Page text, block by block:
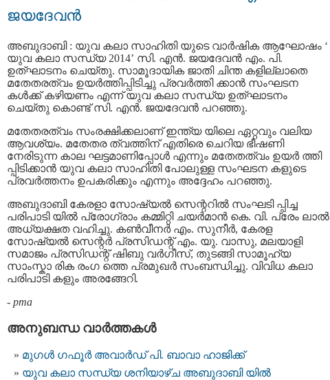
ജയദേവന്‍
അബുദാബി : യുവ കലാ സാഹിതി യുടെ വാര്‍ഷിക ആഘോഷം ‘
യുവ കലാ സന്ധ്യ 2014’ സി. എന്‍. ജയദേവന്‍ എം. പി.
ഉത്ഘാടനം ചെയ്തു. സാമൂദായിക ജാതി ചിന്ത കളില്ലാതെ
മതേതരത്വം ഉയര്‍ത്തിപ്പിടിച്ചു പ്രവര്‍ത്തി ക്കാന്‍ സംഘടന
കള്‍ക്ക് കഴിയണം എന്ന് യുവ കലാ സന്ധ്യ ഉത്ഘാടനം
ചെയ്തു കൊണ്ട് സി. എന്‍. ജയദേവന്‍ പറഞ്ഞു.
മതേതരത്വം സംരക്ഷിക്കലാണ് ഇന്ത്യ യിലെ ഏറ്റവും വലിയ
ആവശ്യം. മതേതര ത്വത്തിന് എതിരെ ചെറിയ ഭീഷണി
നേരിടുന്ന കാല ഘട്ടമാണിപ്പോള്‍ എന്നും മതേതത്വം ഉയര്‍ ത്തി
പ്പിടിക്കാന്‍ യുവ കലാ സാഹിതി പോലുള്ള സംഘടന കളുടെ
പ്രവര്‍ത്തനം ഉപകരിക്കും എന്നും അദ്ദേഹം പറഞ്ഞു.
അബുദാബി കേരളാ സോഷ്യല്‍ സെന്ററില്‍ സംഘടി പ്പിച്ച
പരിപാടി യില്‍ പ്രോഗ്രാം കമ്മിറ്റി ചയര്‍മാന്‍ കെ. വി. പ്രേം ലാല്‍
അധ്യക്ഷത വഹിച്ചു. കണ്‍വീനര്‍ എം. സുനീര്‍, കേരള
സോഷ്യല്‍ സെന്റര്‍ പ്രസിഡന്റ് എം. യു. വാസു, മലയാളി
സമാജം പ്രസിഡന്റ് ഷിബു വര്‍ഗീസ്, തുടങ്ങി സാമൂഹ്യ
സാംസ്കാ രിക രംഗ ത്തെ പ്രമുഖര്‍ സംബന്ധിച്ചു. വിവിധ കലാ
പരിപാടി കളും അരങ്ങേറി.
- pma
അനുബന്ധ വാര്‍ത്തകള്‍
മുഗള്‍ ഗഫൂര്‍ അവാര്‍ഡ് പി. ബാവാ ഹാജിക്ക്
യുവ കലാ സന്ധ്യ ശനിയാഴ്ച അബുദാബി യിൽ